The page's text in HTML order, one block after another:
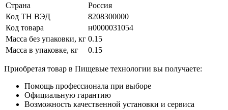
Страна
Россия
Код ТН ВЭД
8208300000
Код товара
н0000031054
Масса без упаковки, кг 0.15
Масса в упаковке, кг
0.15
Приобретая товар в Пищевые технологии вы получаете:
Помощь профессионала при выборе
Официальную гарантию
Возможность качественной установки и сервиса